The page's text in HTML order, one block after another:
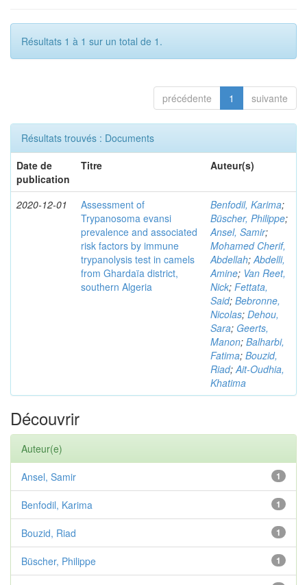
Résultats 1 à 1 sur un total de 1.
précédente 1 suivante
Résultats trouvés : Documents
Date de
publication
Titre Auteur(s)
2020-12-01
Assessment of
Trypanosoma evansi
prevalence and associated
risk factors by immune
trypanolysis test in camels
from Ghardaïa district,
southern Algeria
Benfodil, Karima;
Büscher, Philippe;
Ansel, Samir;
Mohamed Cherif,
Abdellah;Abdelli,
Amine; Van Reet,
Nick; Fettata,
Said; Bebronne,
Nicolas; Dehou,
Sara; Geerts,
Manon; Balharbi,
Fatima; Bouzid,
Riad;Ait-Oudhia,
Khatima
Découvrir
Auteur(e)
1
Ansel, Samir
1
Benfodil, Karima
1
Bouzid, Riad
1
Büscher, Philippe